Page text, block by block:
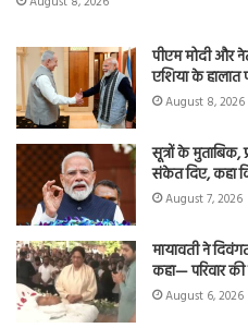
पीएम मोदी और
एशिया के हालात
August 8, 2026
सूत्रों के मुताबिक,
संकेत दिए, कहा
August 7, 2026
मायावती ने
कहा— परिवार
August 6, 2026